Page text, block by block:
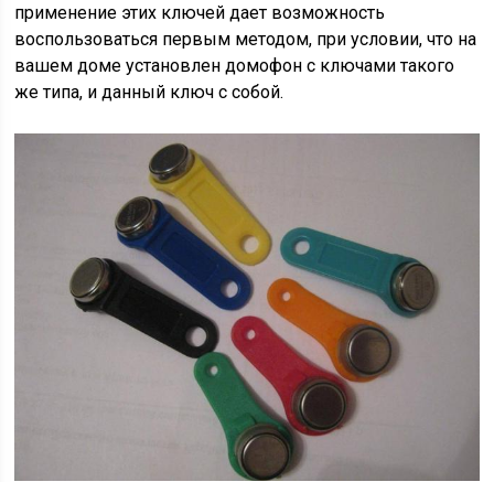
применение этих ключей дает возможность
воспользоваться первым методом, при условии, что на
вашем доме установлен домофон с ключами такого
же типа, и данный ключ с собой.